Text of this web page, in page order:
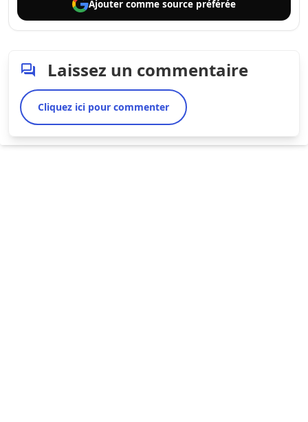
Ajouter comme source préférée
Laissez un commentaire
Cliquez ici pour commenter